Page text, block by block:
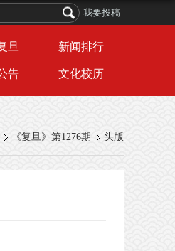
我要投稿
旦 新闻排行
告 文化校历
《复旦》第1276期 头版